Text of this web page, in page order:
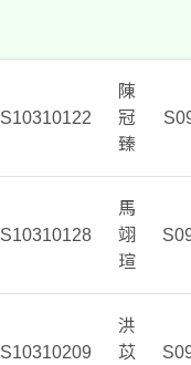
S10310122
陳
冠
臻
S10310128
馬
翊
瑄
S10310209
洪
苡